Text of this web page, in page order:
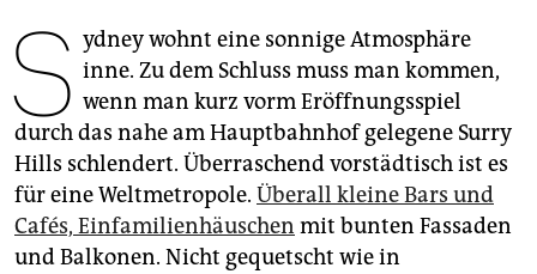
genossenschaft
epaper login
S ydney wohnt eine sonnige Atmosphäre
inne. Zu dem Schluss muss man kommen,
wenn man kurz vorm Eröffnungsspiel
durch das nahe am Hauptbahnhof gelegene Surry
Hills schlendert. Überraschend vorstädtisch ist es
für eine Weltmetropole. Überall kleine Bars und
Cafés, Einfamilienhäuschen mit bunten Fassaden
und Balkonen. Nicht gequetscht wie in